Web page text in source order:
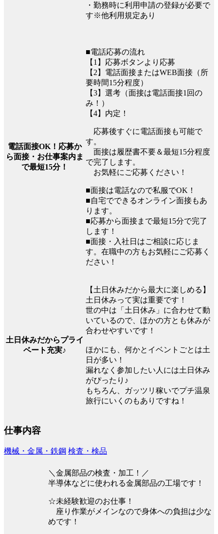
・勤務時に利用申請の登録が必要で
す※他利用規定あり
電話面接OK！応募か
ら面接・お仕事案内ま
で最短15分！
■電話応募の流れ
【1】応募ボタンより応募
【2】電話面接またはWEB面接（所
要時間15分程度）
【3】選考（面接は電話面接1回の
み！）
【4】内定！
応募後すぐに電話面接も可能で
す。
面接は履歴書不要＆最短15分程度
で完了します。
お気軽にご応募ください！
■面接は電話なので私服でOK！
■自宅でできるオンライン面接もあ
ります。
■応募から面接まで最短15分で完了
します！
■面接・入社日はご相談に応じま
す。在職中の方もお気軽にご応募く
ださい！
土日休みだからプライ
ベート充実♪
【土日休みだから最大に楽しめる】
土日休みって実は重要です！
世の中は「土日休み」に合わせて動
いているので、ほかの方とも休みが
合わせやすいです！
ほかにも、何かとイベントごとは土
日が多い！
漏れなく参加したい人には土日休み
がぴったり♪
もちろん、ガッツリ稼いでプチ温泉
旅行にいくのもありですね！
仕事内容
機械・金属・鉄鋼 検査・検品
＼金属部品の検査・加工！／
半導体などに使われる金属部品の工場です！
☆未経験歓迎のお仕事！
座り作業がメインなので身体への負担は少な
めです！